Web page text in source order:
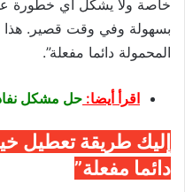
خاصة ولا يشكل أي خطورة
بسهولة وفي وقت قصير. هذا
المحمولة دائما مفعلة”.
اقرأ أيضا: حل مشكل
إليك طريقة تعطيل
دائما مفعلة”